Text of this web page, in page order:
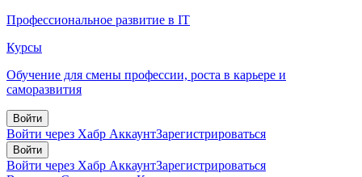
Профессиональное развитие в IT
Курсы
Обучение для смены профессии, роста в карьере и
саморазвития
Войти
Войти через Хабр АккаунтЗарегистрироваться
Войти
Войти через Хабр АккаунтЗарегистрироваться